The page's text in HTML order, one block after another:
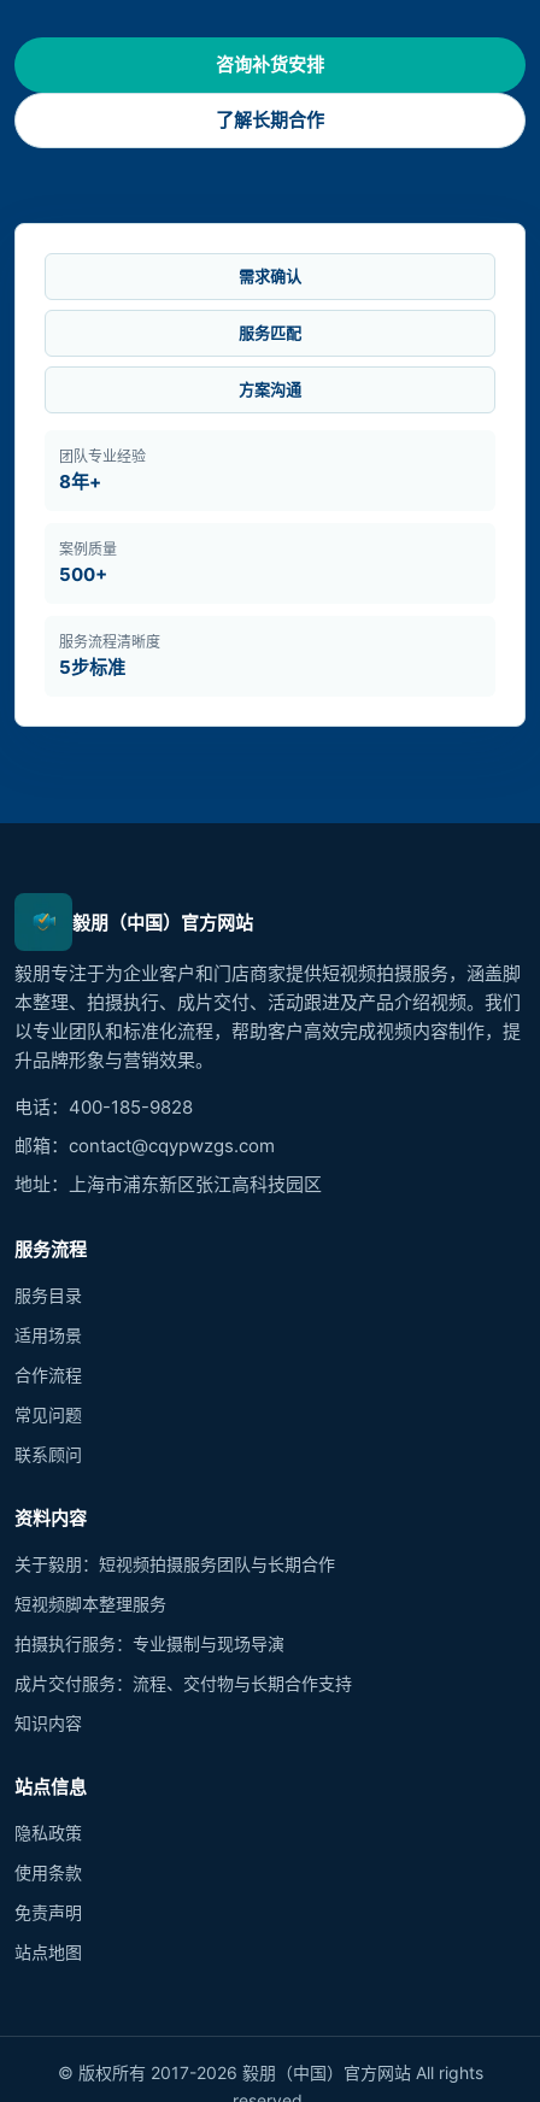
咨询补货安排
了解长期合作
需求确认
服务匹配
方案沟通
团队专业经验
8年+
案例质量
500+
服务流程清晰度
5步标准
毅朋（中国）官方网站
毅朋专注于为企业客户和门店商家提供短视频拍摄服务，涵盖脚
本整理、拍摄执行、成片交付、活动跟进及产品介绍视频。我们
以专业团队和标准化流程，帮助客户高效完成视频内容制作，提
升品牌形象与营销效果。
电话：400-185-9828
邮箱：contact@cqypwzgs.com
地址：上海市浦东新区张江高科技园区
服务流程
服务目录
适用场景
合作流程
常见问题
联系顾问
资料内容
关于毅朋：短视频拍摄服务团队与长期合作
短视频脚本整理服务
拍摄执行服务：专业摄制与现场导演
成片交付服务：流程、交付物与长期合作支持
知识内容
站点信息
隐私政策
使用条款
免责声明
站点地图
© 版权所有 2017-2026 毅朋（中国）官方网站 All rights